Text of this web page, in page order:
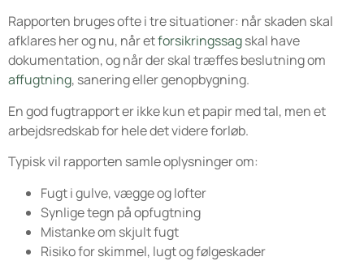
Rapporten bruges ofte i tre situationer: når skaden skal
afklares her og nu, når etforsikringssagskal have
dokumentation, og når der skal træffes beslutning om
affugtning, sanering eller genopbygning.
En god fugtrapport er ikke kun et papir med tal, men et
arbejdsredskab for hele det videre forløb.
Typisk vil rapporten samle oplysninger om:
Fugt i gulve, vægge og lofter
Synlige tegn på opfugtning
Mistanke om skjult fugt
Risiko for skimmel, lugt og følgeskader